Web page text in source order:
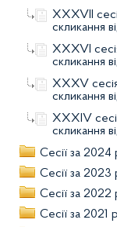
XXXVІI
скликання
XXXVІ
скликання
XXXV сесія
скликання
XXXІV
скликання
Сесії за 2024
Сесії за 2023
Сесії за 2022
Сесії за 2021